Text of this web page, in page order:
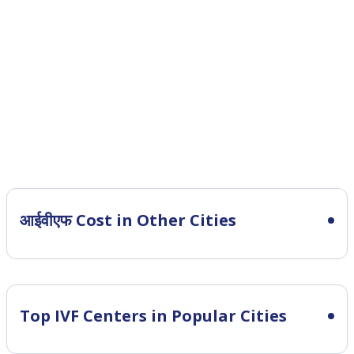
आईवीएफ Cost in Other Cities
Top IVF Centers in Popular Cities